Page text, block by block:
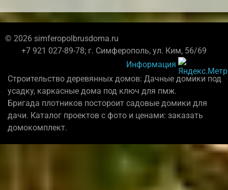
© 2026 simferopolbrusdoma.ru
+7 921 027-89-78; г. Симферополь, ул. Ким, 56/69
Информация
Строительство деревянных домов: Дачные домики под
усадку, каркасные дома под ключ для пмж.
Бригада плотников постороит садовые домики для
дачи. Каталог проектов с фото и ценами: заказать
домокомплект.